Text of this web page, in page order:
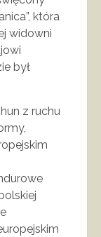
która
widowni
był
z ruchu